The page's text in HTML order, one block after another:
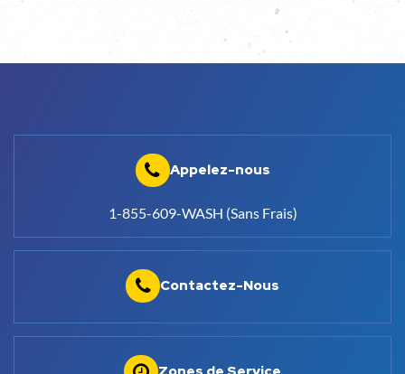
Appelez-nous
1-855-609-WASH (Sans Frais)
Contactez-Nous